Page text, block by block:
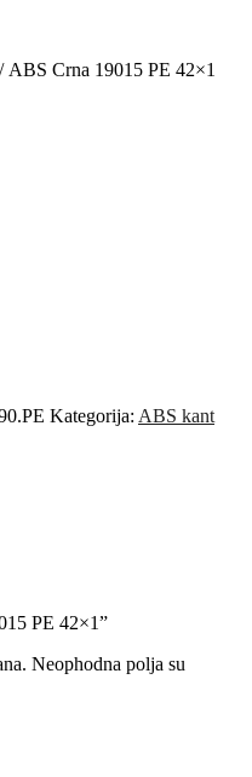
/ ABS Crna 19015 PE 42×1
Kategorija: ABS kant
PE 42×1”
Neophodna polja su